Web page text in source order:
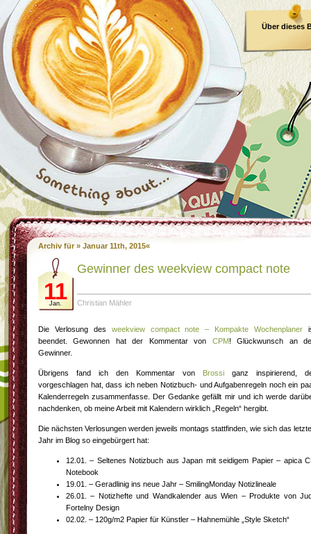
Über dieses
Archiv für » Januar 11th, 2015«
11
Jan.
Gewinner des weekview compact note
Christian Mähler
Die Verlosung des weekview compact note – Kompakte Wochenplaner
beendet. Gewonnen hat der Kommentar von CPM! Glückwunsch an
Gewinner.
Übrigens fand ich den Kommentar von Brossi ganz inspirierend,
vorgeschlagen hat, dass ich neben Notizbuch- und Aufgabenregeln noch ein
Kalenderregeln zusammenfasse. Der Gedanke gefällt mir und ich werde
nachdenken, ob meine Arbeit mit Kalendern wirklich „Regeln“ hergibt.
Die nächsten Verlosungen werden jeweils montags stattfinden, wie sich das
Jahr im Blog so eingebürgert hat:
12.01. – Seltenes Notizbuch aus Japan mit seidigem Papier – apica
Notebook
19.01. – Geradlinig ins neue Jahr – SmilingMonday Notizlineale
26.01. – Notizhefte und Wandkalender aus Wien – Produkte von
Fortelny Design
02.02. – 120g/m2 Papier für Künstler – Hahnemühle „Style Sketch“